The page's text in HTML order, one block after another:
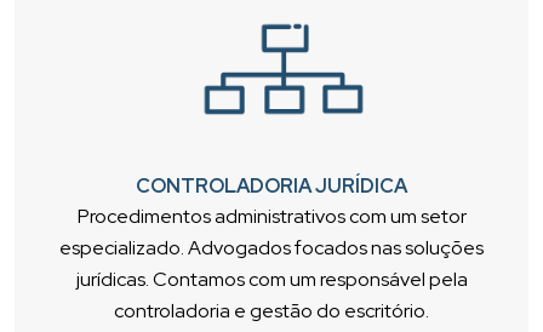
CONTROLADORIA JURÍDICA
Procedimentos administrativos com um setor
especializado. Advogados focados nas soluções
jurídicas. Contamos com um responsável pela
controladoria e gestão do escritório.